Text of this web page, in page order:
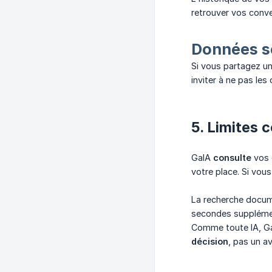
retrouver vos
Données
Si vous partagez
inviter à ne pas les
5. Limites
GaIA consulte vos
votre place. Si
La recherche
secondes
Comme toute IA,
décision , pas un